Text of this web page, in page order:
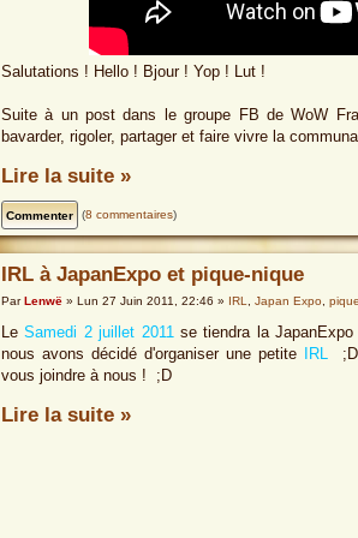
Salutations ! Hello ! Bjour ! Yop ! Lut !
Suite à un post dans le groupe FB de WoW
bavarder, rigoler, partager et faire vivre la
Lire la suite »
(8 commentaires)
IRL à JapanExpo et pique-nique
ParLenwë » Lun 27 Juin 2011, 22:46 » IRL Japan Expo
LeSamedi 2 juillet 2011 se tiendra la
nous avons décidé d'organiser une petite IRL
vous joindre à nous ! ;D
Lire la suite »